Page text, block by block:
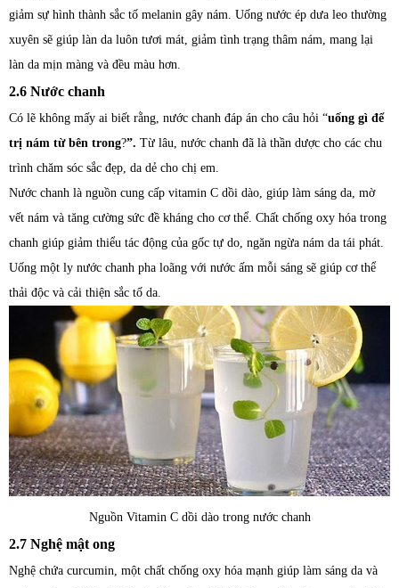
giảm sự hình thành sắc tố melanin gây nám. Uống nước ép dưa leo thường
xuyên sẽ giúp làn da luôn tươi mát, giảm tình trạng thâm nám, mang lại
làn da mịn màng và đều màu hơn.
2.6 Nước chanh
Có lẽ không mấy ai biết rằng, nước chanh đáp án cho câu hỏi “uống gì để
trị nám từ bên trong?”. Từ lâu, nước chanh đã là thần dược cho các chu
trình chăm sóc sắc đẹp, da dẻ cho chị em.
Nước chanh là nguồn cung cấp vitamin C dồi dào, giúp làm sáng da, mờ
vết nám và tăng cường sức đề kháng cho cơ thể. Chất chống oxy hóa trong
chanh giúp giảm thiểu tác động của gốc tự do, ngăn ngừa nám da tái phát.
Uống một ly nước chanh pha loãng với nước ấm mỗi sáng sẽ giúp cơ thể
thải độc và cải thiện sắc tố da.
Nguồn Vitamin C dồi dào trong nước chanh
2.7 Nghệ mật ong
Nghệ chứa curcumin, một chất chống oxy hóa mạnh giúp làm sáng da và